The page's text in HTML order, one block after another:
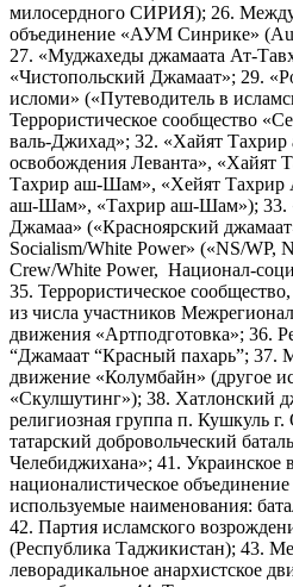
милосердного СИРИЯ); 26.
объединение «АУМ Синрике»
27. «Муджахеды джамаата Ат-
«Чистопольский Джамаат»; 29.
исломи» («Путеводитель в
Террористическое сообщество
валь-Джихад»; 32. «Хайят
освобождения Леванта»,
Тахрир аш-Шам», «Хейят
аш-Шам», «Тахрир аш-Шам»); 33.
Джамаа» («Красноярский
Socialism/White Power» («NS/WP,
Crew/White Power, Национал-
35. Террористическое
из числа участников
движения «Артподготовка»; 36.
“Джамаат “Красный пахарь”; 37.
движение «Колумбайн» (другое
«Скулшутинг»); 38. Хатлонский
религиозная группа п. Кушкуль
татарский добровольческий
Челебиджихана»; 41. Украинское
националистическое
используемые наименования:
42. Партия исламского
(Республика Таджикистан); 43.
леворадикальное анархистское